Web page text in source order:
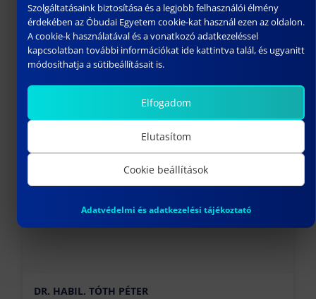
DR. HABIL. SZÁDECZKY TAMÁS
április 10, 2023
DR. HABIL. TÓTH PÉTER
Szolgáltatásaink biztosítása és a legjobb felhasználói élmény
érdekében az Óbudai Egyetem cookie-kat használ ezen az oldalon.
A cookie-k használatával és a vonatkozó adatkezeléssel
kapcsolatban további információkat ide kattintva talál, és ugyanitt
módosíthatja a sütibeállításait is.
Elfogadom
Elutasítom
Cookie beállítások
Adatvédelmi és adatkezelési tájékoztató